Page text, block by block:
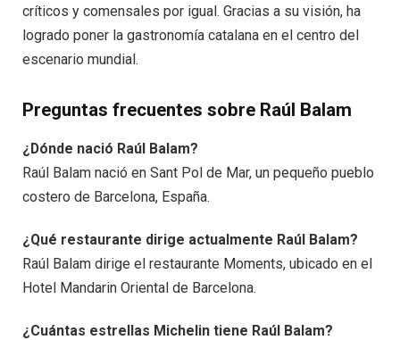
críticos y comensales por igual. Gracias a su visión, ha
logrado poner la gastronomía catalana en el centro del
escenario mundial.
Preguntas frecuentes sobre Raúl Balam
¿Dónde nació Raúl Balam?
Raúl Balam nació en Sant Pol de Mar, un pequeño pueblo
costero de Barcelona, ​​España.
¿Qué restaurante dirige actualmente Raúl Balam?
Raúl Balam dirige el restaurante Moments, ubicado en el
Hotel Mandarin Oriental de Barcelona.
¿Cuántas estrellas Michelin tiene Raúl Balam?